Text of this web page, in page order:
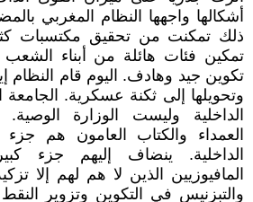
أشكالها واجهها النظام المغربي
ذلك تمكنت من تحقيق مكتسبات
تمكين فئات هائلة من أبناء
تكوين جيد وهادف. اليوم قام النظام
وتحويلها إلى ثكنة عسكرية. الجامعة
الداخلية وليست الوزارة
العمداء والكتاب العامون هم جزء
الداخلية. ينضاف إليهم جزء
المافيوزيين الذين لا هم لهم إلا
والتبزنيس في التكوين وتزوير